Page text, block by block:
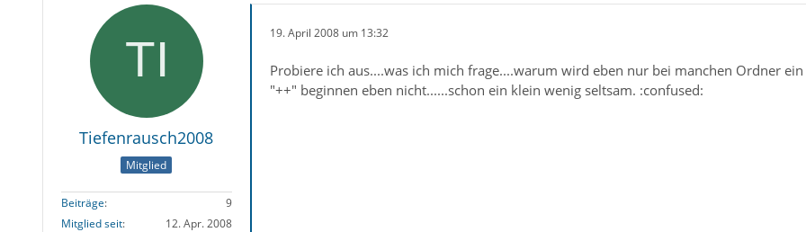
Tiefenrausch2008
Mitglied
Beiträge
9
Mitglied seit
12. Apr. 2008
19. April 2008 um 13:32
Probiere ich aus....was ich mich frage....warum wird eben nur bei manchen Ordner
"++" beginnen eben nicht......schon ein klein wenig seltsam. :confused: